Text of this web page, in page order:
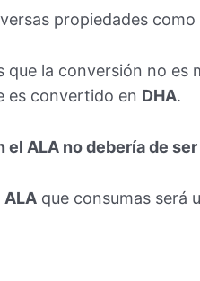
propiedades
que la conversión no es
es convertido en DHA.
el ALA no debería de ser
ALA que consumas será